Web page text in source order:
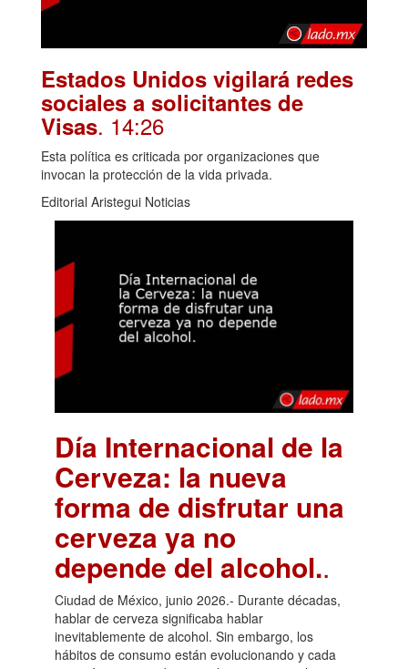
Estados Unidos vigilará redes
sociales a solicitantes de
Visas. 14:26
Esta política es criticada por organizaciones que
invocan la protección de la vida privada.
Editorial Aristegui Noticias
Día Internacional de la
Cerveza: la nueva
forma de disfrutar una
cerveza ya no
depende del alcohol..
Ciudad de México, junio 2026.- Durante décadas,
hablar de cerveza significaba hablar
inevitablemente de alcohol. Sin embargo, los
hábitos de consumo están evolucionando y cada